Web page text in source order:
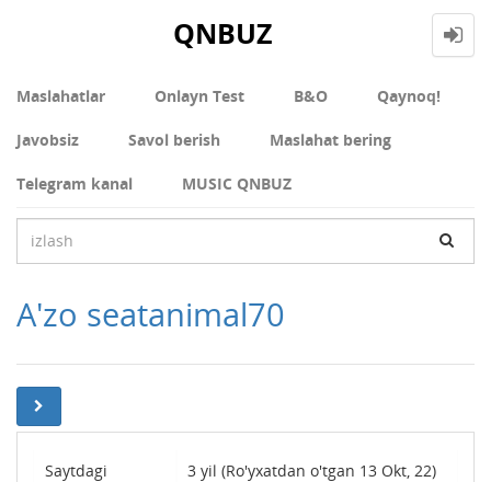
QNBUZ
Maslahatlar Onlayn Test В&О Qaynoq!
Javobsiz Savol berish Maslahat bering
Telegram kanal MUSIC QNBUZ
A'zo seatanimal70
Saytdagi
3 yil (Ro'yxatdan o'tgan 13 Okt, 22)